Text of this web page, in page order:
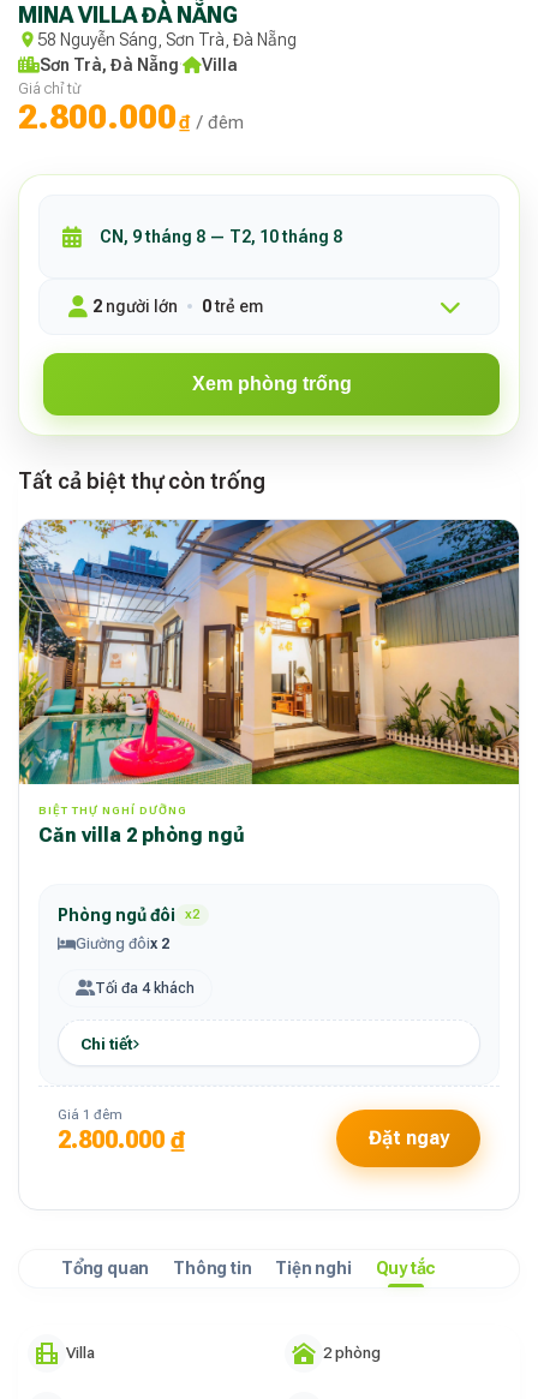
MINA VILLA ĐÀ NẴNG
58 Nguyễn Sáng, Sơn Trà, Đà Nẵng
Sơn Trà, Đà Nẵng· Villa
Giá chỉ từ
2.800.000₫ / đêm
2 người lớn 0trẻ em
Xem phòng trống
Tất cả biệt thự còn trống
BIỆT THỰ NGHỈ DƯỠNG
Căn villa 2 phòng ngủ
Phòng ngủ đôi x2
Giường đôix 2
Tối đa 4 khách
Chi tiết
Giá 1 đêm
2.800.000 ₫ Đặt ngay
Tổng quan Thông tin Tiện nghi Quy tắc
Villa 2 phòng